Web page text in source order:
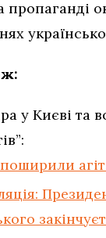
у Києві та